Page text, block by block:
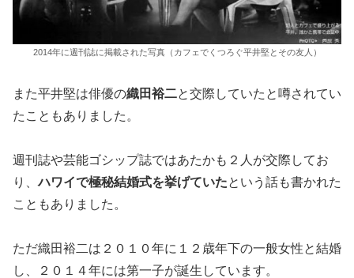
2014年に週刊誌に掲載された写真（カフェでくつろぐ平井堅とその友人）
また平井堅は俳優の織田裕二と交際していたと噂されてい
たこともありました。
週刊誌や芸能ゴシップ誌ではあたかも２人が交際してお
り、ハワイで極秘結婚式を挙げていたという話も書かれた
こともありました。
ただ織田裕二は２０１０年に１２歳年下の一般女性と結婚
し、２０１４年には第一子が誕生しています。